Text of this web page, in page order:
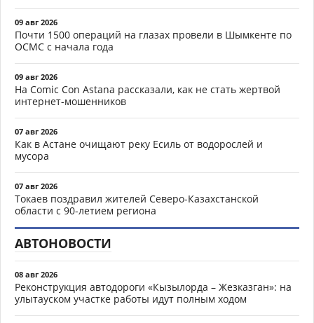
09 авг 2026
Почти 1500 операций на глазах провели в Шымкенте по
ОСМС с начала года
09 авг 2026
На Comic Con Astana рассказали, как не стать жертвой
интернет-мошенников
07 авг 2026
Как в Астане очищают реку Есиль от водорослей и
мусора
07 авг 2026
Токаев поздравил жителей Северо-Казахстанской
области с 90-летием региона
АВТОНОВОСТИ
08 авг 2026
Реконструкция автодороги «Кызылорда – Жезказган»: на
улытауском участке работы идут полным ходом